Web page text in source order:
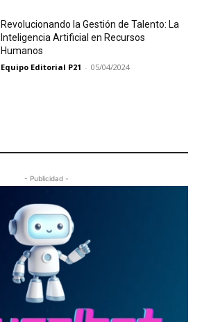
Revolucionando la Gestión de Talento: La
Inteligencia Artificial en Recursos
Humanos
Equipo Editorial P21 - 05/04/2024
- Publicidad -